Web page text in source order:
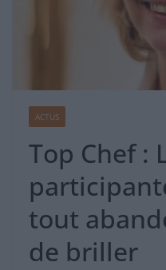
ACTUS
Top Chef :
tout
de briller